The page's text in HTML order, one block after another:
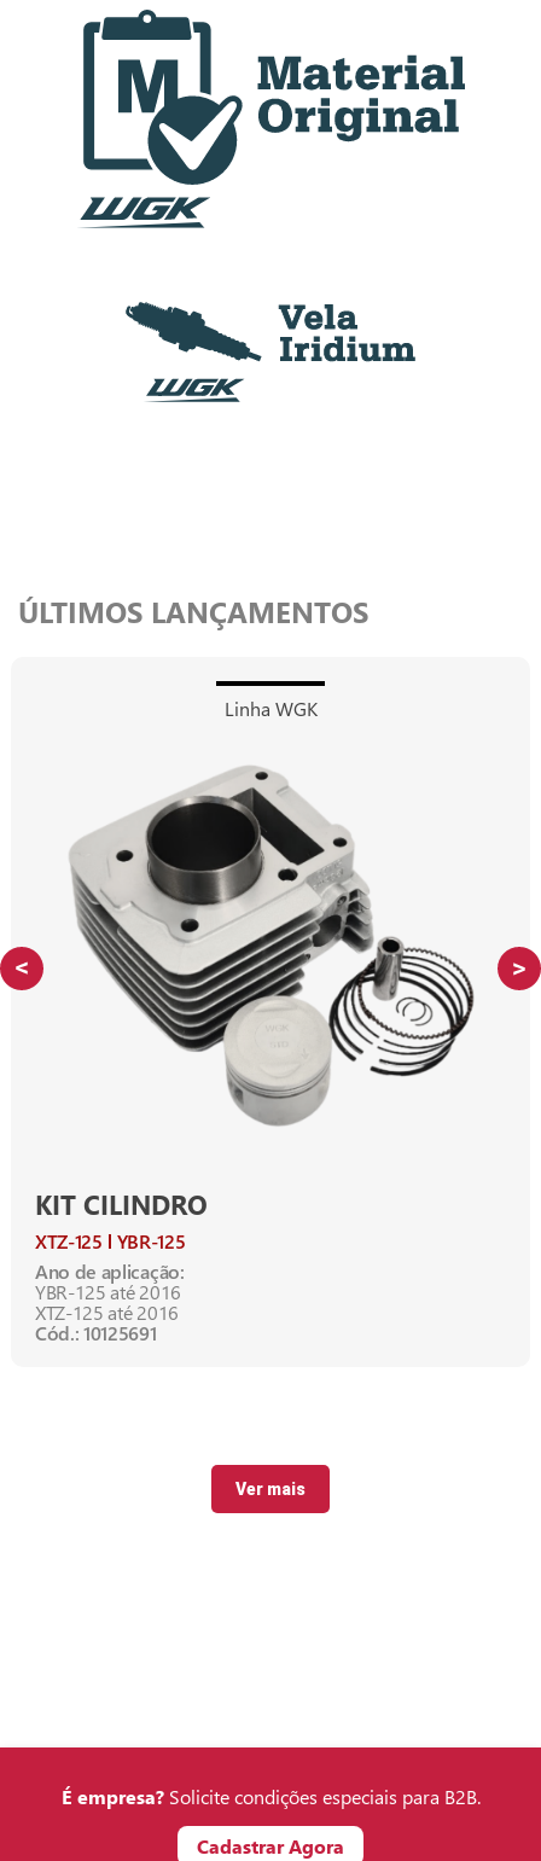
ÚLTIMOS LANÇAMENTOS
Linha WGK
KIT CILINDRO
XTZ-125
YBR-125
Ano de aplicação:
YBR-125 até 2016
XTZ-125 até 2016
Cód.: 10125691
Ver mais
É empresa?Solicite condições especiais para B2B.
Cadastrar Agora